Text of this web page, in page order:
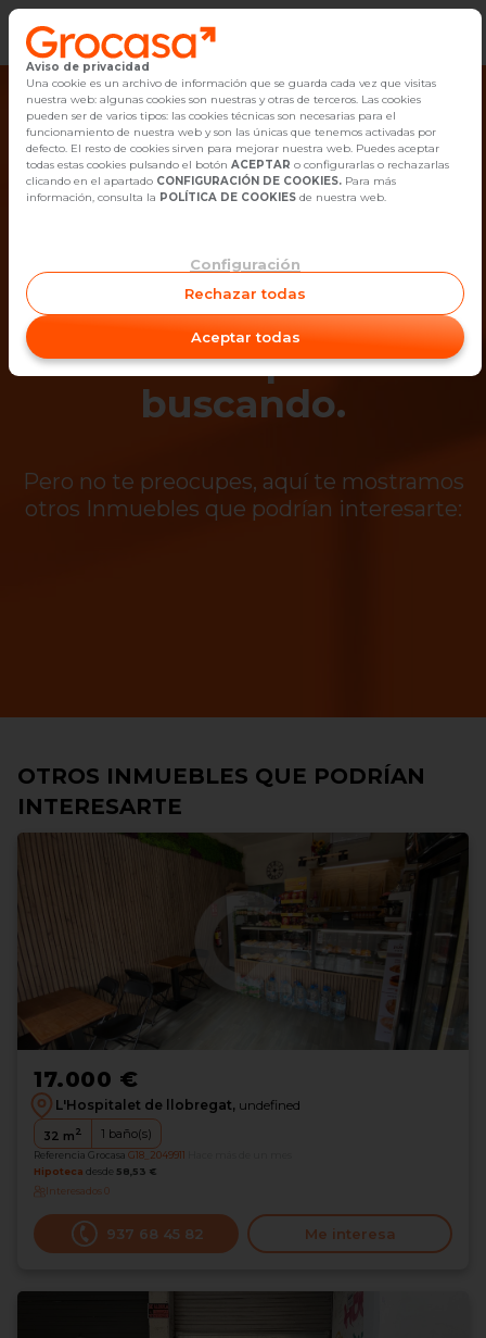
Vender
Buscar Inmuebles
Alquiler
Empleo
Oficinas
Contacto
¡Ups! Ya no está
disponible el
inmueble que estás
buscando.
Pero no te preocupes, aquí te mostramos
otros Inmuebles que podrían interesarte:
OTROS INMUEBLES QUE PODRÍAN
INTERESARTE
17.000 €
L'Hospitalet de llobregat, undefined
32 m2 1 baño(s)
Referencia Grocasa G18_2049911
Hipoteca desde 58,53 €
Interesados0
937 68 45 82 Me interesa
Aviso de privacidad
Una cookie es un archivo de información que se guarda cada vez que visitas
nuestra web: algunas cookies son nuestras y otras de terceros. Las cookies
pueden ser de varios tipos: las cookies técnicas son necesarias para el
funcionamiento de nuestra web y son las únicas que tenemos activadas por
defecto. El resto de cookies sirven para mejorar nuestra web. Puedes aceptar
todas estas cookies pulsando el botón ACEPTAR o configurarlas o rechazarlas
clicando en el apartado CONFIGURACIÓN DE COOKIES. Para más
información, consulta la POLÍTICA DE COOKIES de nuestra web.
Configuración
Rechazar todas
Aceptar todas